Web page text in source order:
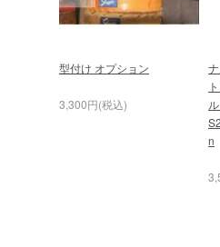
型付け オプション
3,300円(税込)
n